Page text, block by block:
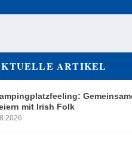
ARTIKEL
mit Irish Folk